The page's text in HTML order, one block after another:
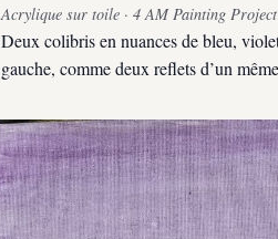
Acrylique sur toile · 4 AM Painting Project
Deux colibris en nuances de bleu,
gauche, comme deux reflets d’un